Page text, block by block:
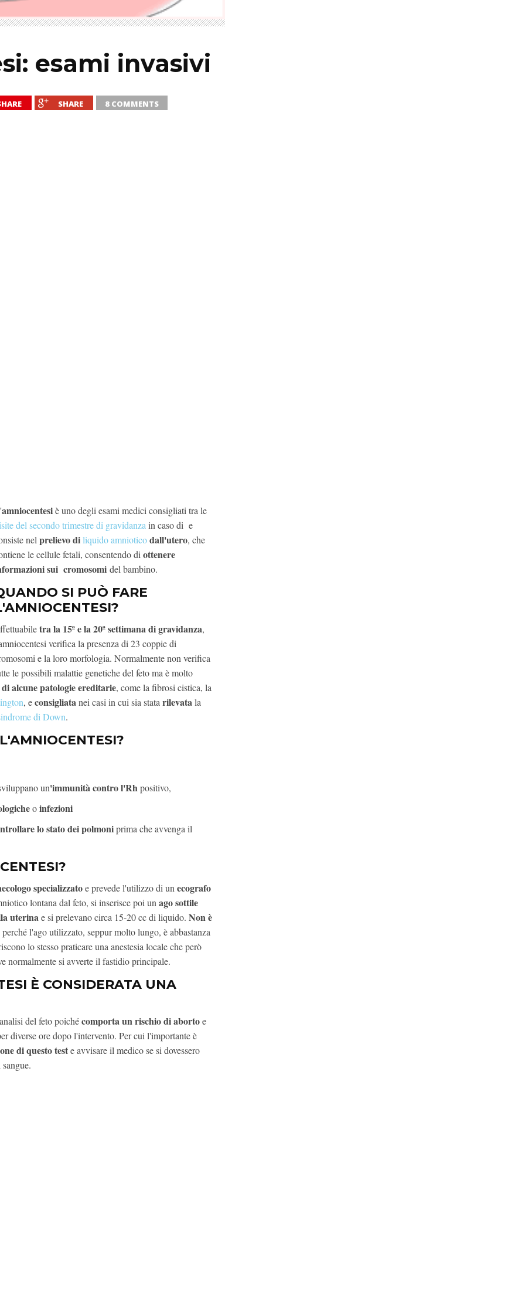
esami invasivi
SHARE 8 COMMENTS
amniocentesiè uno degli esami medici consigliati tra le
del secondo trimestre di gravidanza in caso di e
nel prelievo diliquido amnioticodall'utero, che
le cellule fetali, consentendo di ottenere
sui cromosomi del bambino.
SI PUÒ FARE
tra la 15ª e la 20ª settimana di gravidanza,
verifica la presenza di 23 coppie di
e la loro morfologia. Normalmente non verifica
le possibili malattie genetiche del feto ma è molto
alcune patologie ereditarie, come la fibrosi cistica, la
, econsigliatanei casi in cui sia stata rilevatala
di Down.
un'immunità contro l'Rhpositivo,
oinfezioni
lo stato dei polmoniprima che avvenga il
specializzatoe prevede l'utilizzo di un ecografo
lontana dal feto, si inserisce poi un ago sottile
uterinae si prelevano circa 15-20 cc di liquido. Non è
perché l'ago utilizzato, seppur molto lungo, è abbastanza
lo stesso praticare una anestesia locale che però
normalmente si avverte il fastidio principale.
È CONSIDERATA UNA
del feto poichécomporta un rischio di abortoe
diverse ore dopo l'intervento. Per cui l'importante è
di questo teste avvisare il medico se si dovessero